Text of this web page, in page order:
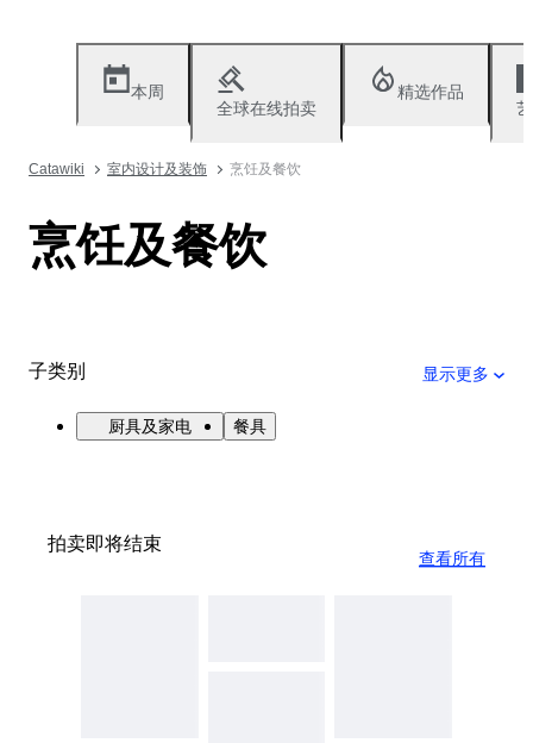
本周
全球在线拍卖
精选作品
Catawiki 室内设计及装饰 烹饪及餐饮
烹饪及餐饮
子类别 显示更多
厨具及家电 餐具
拍卖即将结束
查看所有